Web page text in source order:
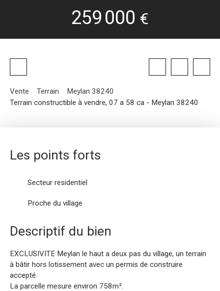
259 000 €
Vente Terrain
Meylan 38240
Terrain constructible à vendre, 07 a 58 ca - Meylan 38240
Les points forts
Secteur residentiel
Proche du village
Descriptif du bien
EXCLUSIVITE Meylan le haut a deux pas du village, un terrain
à bâtir hors lotissement avec un permis de construire
accepté.
La parcelle mesure environ 758m².